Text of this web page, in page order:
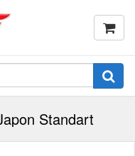
Standart